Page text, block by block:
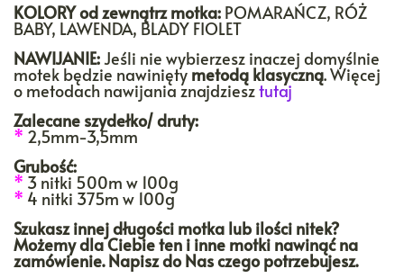
KOLORYod zewnątrz motka: POMARAŃCZ, RÓŻ
BABY, LAWENDA, BLADY FIOLET
NAWIJANIE:Jeśli nie wybierzesz inaczej domyślnie
motek będzie nawinięty metodą klasyczną. Więcej
o metodach nawijania znajdziesztutaj
Zalecane szydełko/ druty:
* 2,5mm-3,5mm
Grubość:
* 3 nitki 500m w 100g
* 4 nitki 375m w 100g
Szukasz innej długości motka lub ilości nitek?
Możemy dla Ciebie ten i inne motki nawinąć na
zamówienie. Napisz do Nas czego potrzebujesz.